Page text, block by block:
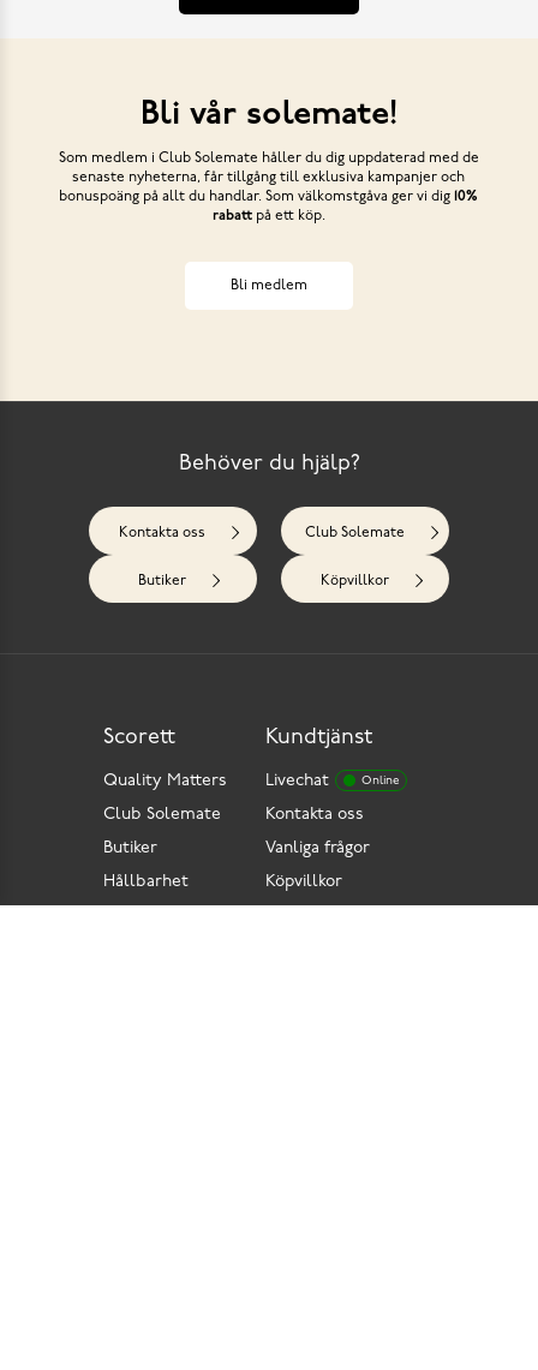
Bli vår solemate!
Som medlem i Club Solemate håller du dig uppdaterad med de
senaste nyheterna, får tillgång till exklusiva kampanjer och
bonuspoäng på allt du handlar. Som välkomstgåva ger vi dig10%
rabattpå ett köp.
Bli medlem
Behöver du hjälp?
Kontakta oss Club Solemate
Butiker Köpvillkor
Kundtjänst
Livechat Online
Kontakta oss
Vanliga frågor
Köpvillkor
Scorett
Quality Matters
Club Solemate
Butiker
Hållbarhet